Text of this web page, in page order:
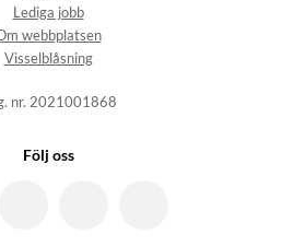
Lediga jobb
webbplatsen
Visselblåsning
nr. 2021001868
Följ oss